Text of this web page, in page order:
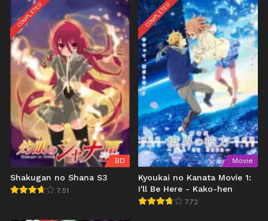
COMPLETED
BD
Shakugan no Shana S3
7.51
COMPLETED
Movie
Kyoukai no Kanata Movie 1:
I'll Be Here - Kako-hen
7.72